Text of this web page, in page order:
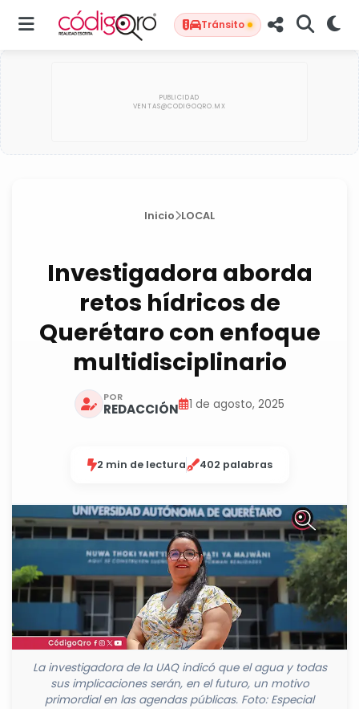
Tránsito
Inicio LOCAL
Investigadora aborda
retos hídricos de
Querétaro con enfoque
multidisciplinario
POR
REDACCIÓN 1 de agosto, 2025
2 min de lectura 402 palabras
La investigadora de la UAQ indicó que el agua y todas
sus implicaciones serán, en el futuro, un motivo
primordial en las agendas públicas. Foto: Especial